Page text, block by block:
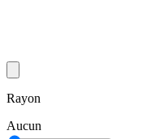
Rayon
Aucun